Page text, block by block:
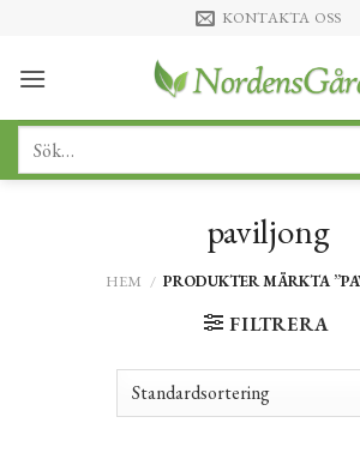
content
KONTAKTA OSS
Sök
paviljong
HEM / PRODUKTER MÄRKTA
FILTRERA